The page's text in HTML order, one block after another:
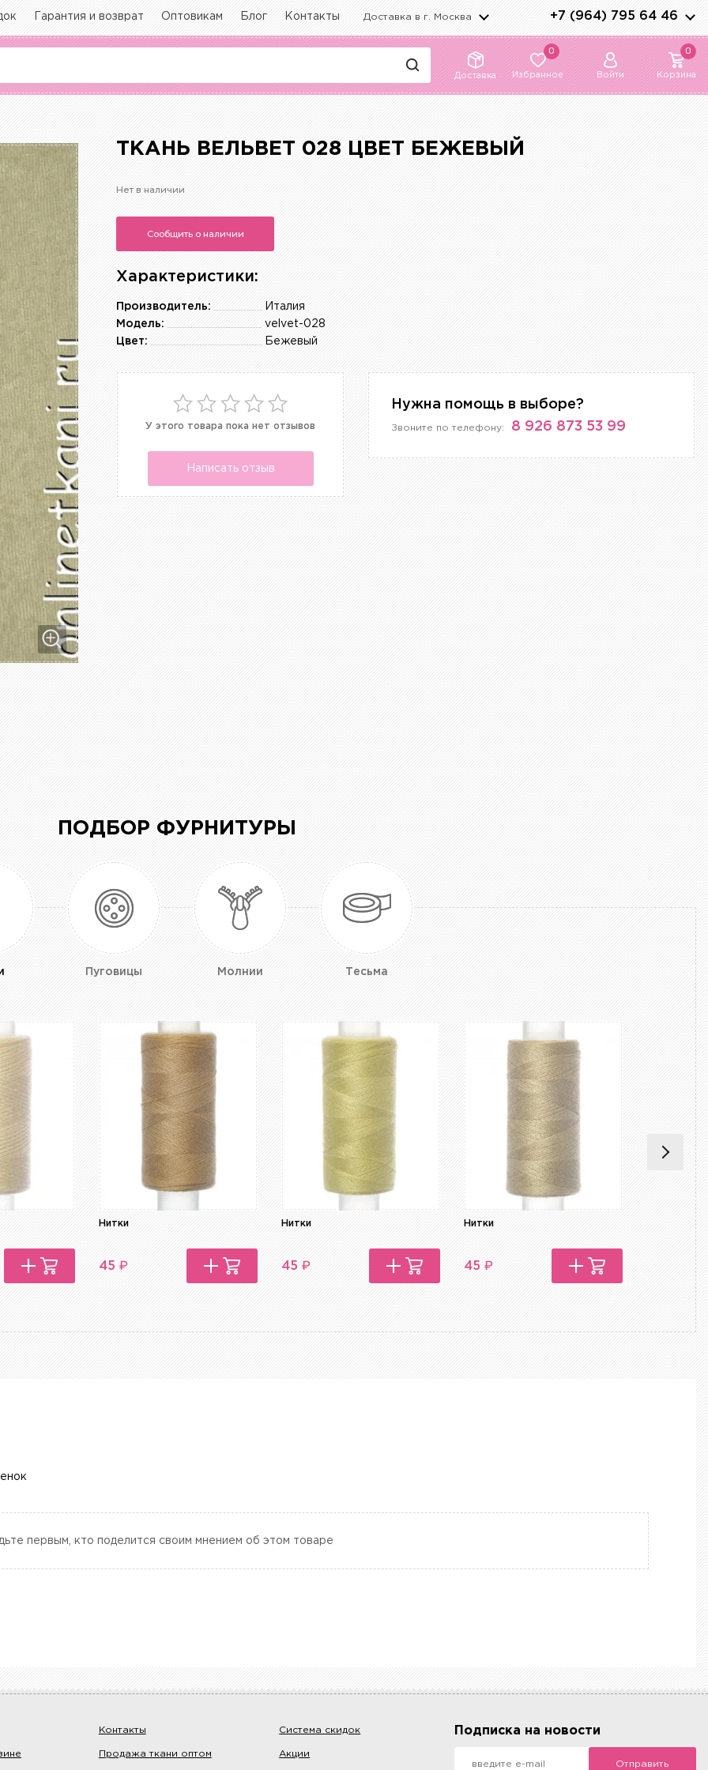
Гарантия и возврат Оптовикам Блог Контакты Доставка в г. Москва +7 (964) 795 64 46
Доставка
0
Избранное Войти
0
Корзина
ТКАНЬ ВЕЛЬВЕТ 028 ЦВЕТ БЕЖЕВЫЙ
Нет в наличии
Сообщить о наличии
Характеристики:
Италия
Производитель:
velvet-028
Модель:
Бежевый
Цвет:
У этого товара пока нет отзывов
Написать отзыв
Нужна помощь в выборе?
Звоните по телефону: 8 926 873 53 99
ПОДБОР ФУРНИТУРЫ
Пуговицы Молнии Тесьма
Нитки
45 ₽
Нитки
45 ₽
Нитки
45 ₽
первым, кто поделится своим мнением об этом товаре
Контакты
Продажа ткани оптом
Система скидок
Акции
Подписка на новости
Отправить